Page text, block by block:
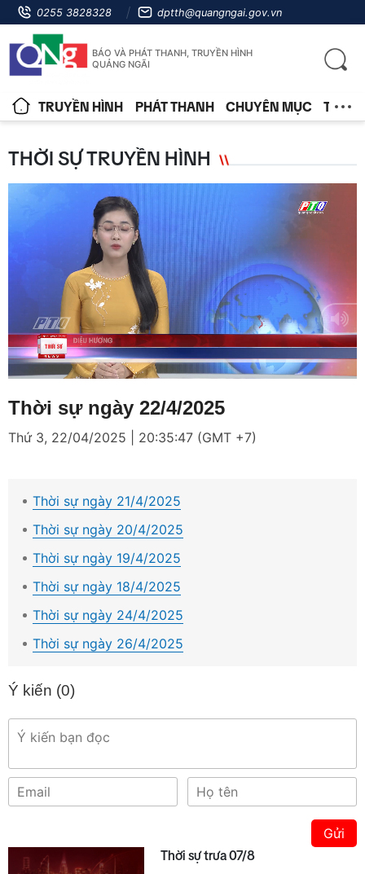
0255 3828328 dptth@quangngai.gov.vn
BÁO VÀ PHÁT THANH, TRUYỀN HÌNH
QUẢNG NGÃI
TRUYỀN HÌNH PHÁT THANH CHUYÊN MỤC TIN
THỜI SỰ TRUYỀN HÌNH
Mute Loaded:
1.52%
Thời sự ngày 22/4/2025
Thứ 3, 22/04/2025 | 20:35:47 (GMT +7)
Thời sự ngày 21/4/2025
Thời sự ngày 20/4/2025
Thời sự ngày 19/4/2025
Thời sự ngày 18/4/2025
Thời sự ngày 24/4/2025
Thời sự ngày 26/4/2025
Ý kiến (0)
Gửi
Thời sự trưa 07/8